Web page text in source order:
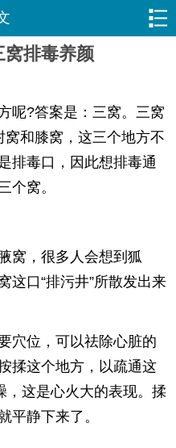
窝排毒养颜
呢?答案是：三窝。三窝
和膝窝，这三个地方不
排毒口，因此想排毒通
个窝。
窝，很多人会想到狐
这口“排污井”所散发出来
穴位，可以祛除心脏的
揉这个地方，以疏通这
，这是心火大的表现。揉
平静下来了。